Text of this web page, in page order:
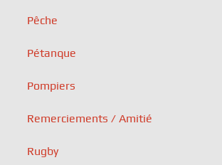
Pêche
Pétanque
Pompiers
Remerciements / Amitié
Rugby